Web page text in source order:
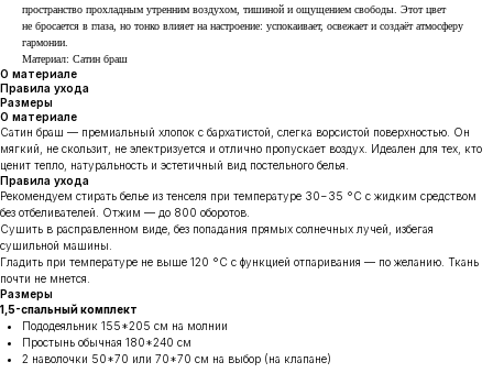
пространство прохладным утренним воздухом, тишиной и ощущением свободы. Этот цвет
не бросается в глаза, но тонко влияет на настроение: успокаивает, освежает и создаёт атмосферу
гармонии.
Материал: Сатин браш
О материале
Правила ухода
Размеры
О материале
Сатин браш — премиальный хлопок с бархатистой, слегка ворсистой поверхностью. Он
мягкий, не скользит, не электризуется и отлично пропускает воздух. Идеален для тех, кто
ценит тепло, натуральность и эстетичный вид постельного белья.
Правила ухода
Рекомендуем стирать белье из тенселя при температуре 30−35 °C с жидким средством
без отбеливателей. Отжим — до 800 оборотов.
Сушить в расправленном виде, без попадания прямых солнечных лучей, избегая
сушильной машины.
Гладить при температуре не выше 120 °C с функцией отпаривания — по желанию. Ткань
почти не мнется.
Размеры
1,5-спальный комплект
Пододеяльник 155*205 см на молнии
Простынь обычная 180*240 см
2 наволочки 50*70 или 70*70 см на выбор (на клапане)
Галерея работ
Рекомендации
Отзывы
Каталог
О компании
Преимущества